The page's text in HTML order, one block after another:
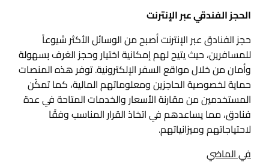
الحجز الفندقي عبر الإنترنت
حجز الفنادق عبر الإنترنت أصبح من الوسائل الأكثر شيوعاً
للمسافرين، حيث يتيح لهم إمكانية اختيار وحجز الغرف بسهولة
وأمان من خلال مواقع السفر الإلكترونية. توفر هذه المنصات
حماية لخصوصية الحاجزين ومعلوماتهم المالية، كما تمكّن
المستخدمين من مقارنة الأسعار والخدمات المتاحة في عدة
فنادق، مما يساعدهم في اتخاذ القرار المناسب وفقًا
لاحتياجاتهم وميزانياتهم.
في الماضي